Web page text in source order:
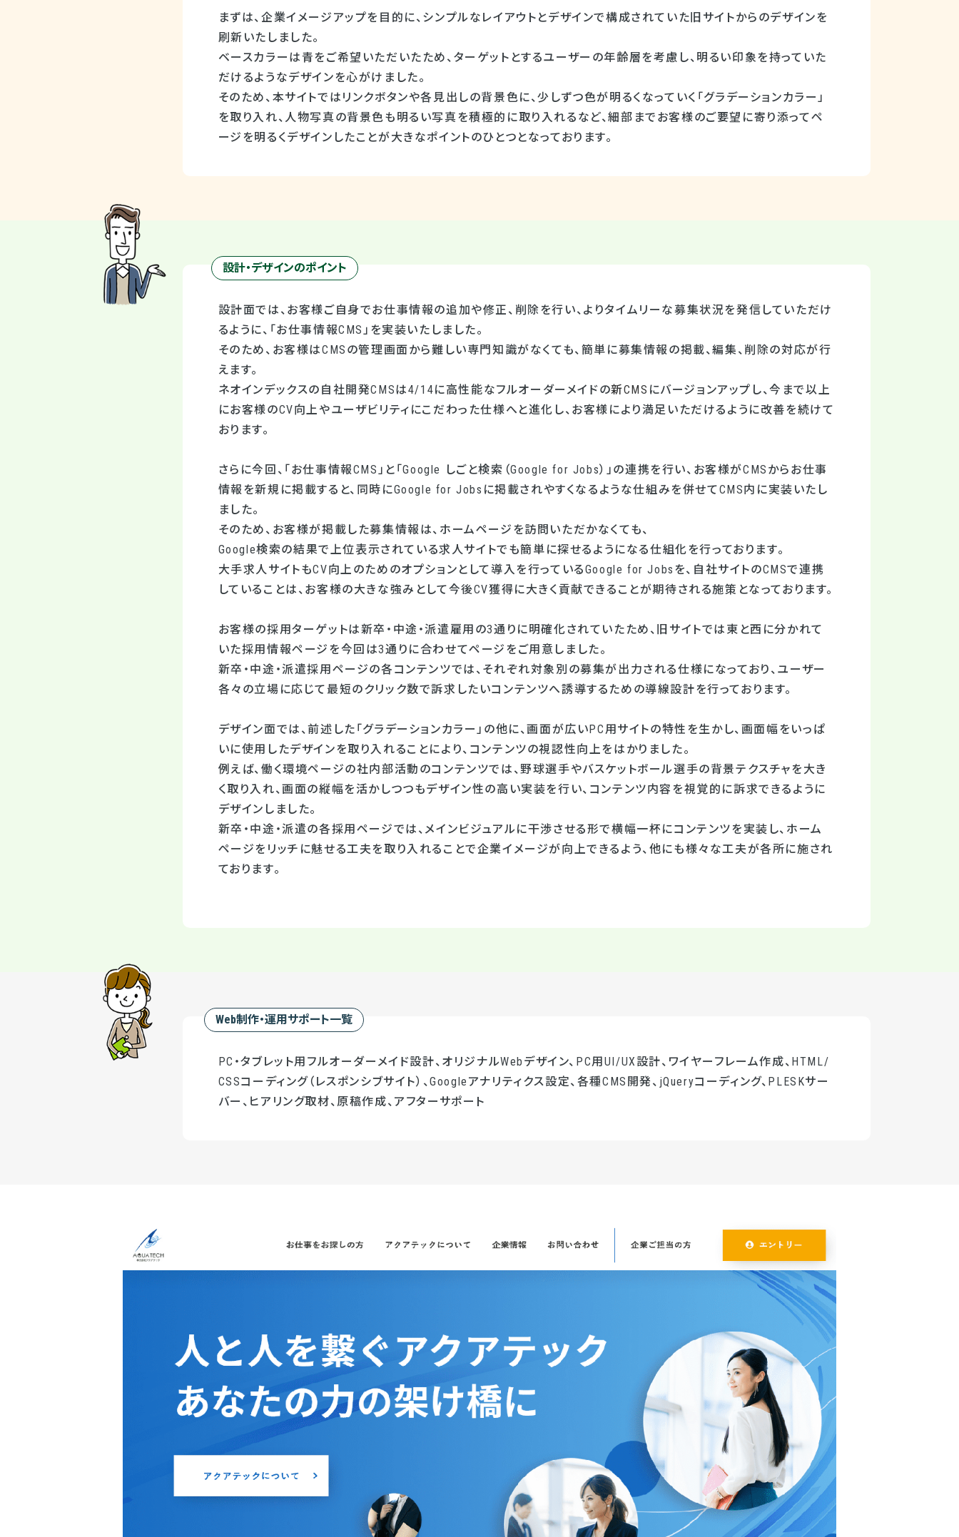
まずは、企業イメージアップを目的に、シンプルなレイアウトとデザインで構成されていた旧サイトからのデザインを
刷新いたしました。
ベースカラーは青をご希望いただいたため、ターゲットとするユーザーの年齢層を考慮し、明るい印象を持っていた
だけるようなデザインを心がけました。
そのため、本サイトではリンクボタンや各見出しの背景色に、少しずつ色が明るくなっていく「グラデーションカラー」
を取り入れ、人物写真の背景色も明るい写真を積極的に取り入れるなど、細部までお客様のご要望に寄り添ってペ
ージを明るくデザインしたことが大きなポイントのひとつとなっております。
設計・デザインのポイント
設計面では、お客様ご自身でお仕事情報の追加や修正、削除を行い、よりタイムリーな募集状況を発信していただけ
るように、「お仕事情報CMS」を実装いたしました。
そのため、お客様はCMSの管理画面から難しい専門知識がなくても、簡単に募集情報の掲載、編集、削除の対応が行
えます。
ネオインデックスの自社開発CMSは4/14に高性能なフルオーダーメイドの新CMS にバージョンアップし、今まで以上
にお客様のCV向上やユーザビリティにこだわった仕様へと進化し、お客様により満足いただけるように改善を続けて
おります。
さらに今回、「お仕事情報CMS」と「Google しごと検索（Google for Jobs）」の連携を行い、お客様がCMSからお仕事
情報を新規に掲載すると、同時にGoogle for Jobsに掲載されやすくなるような仕組みを併せてCMS内に実装いたし
ました。
そのため、お客様が掲載した募集情報は、ホームページを訪問いただかなくても、
Google検索の結果で上位表示されている求人サイトでも簡単に探せるようになる仕組化を行っております。
大手求人サイトもCV向上のためのオプションとして導入を行っているGoogle for Jobsを、自社サイトのCMSで連携
していることは、お客様の大きな強みとして今後CV獲得に大きく貢献できることが期待される施策となっております。
お客様の採用ターゲットは新卒・中途・派遣雇用の3通りに明確化されていたため、旧サイトでは東と西に分かれて
いた採用情報ページを今回は3通りに合わせてページをご用意しました。
新卒・中途・派遣採用ページの各コンテンツでは、それぞれ対象別の募集が出力される仕様になっており、ユーザー
各々の立場に応じて最短のクリック数で訴求したいコンテンツへ誘導するための導線設計を行っております。
デザイン面では、前述した「グラデーションカラー」の他に、画面が広いPC用サイトの特性を生かし、画面幅をいっぱ
いに使用したデザインを取り入れることにより、コンテンツの視認性向上をはかりました。
例えば、働く環境ページの社内部活動のコンテンツでは、野球選手やバスケットボール選手の背景テクスチャを大き
く取り入れ、画面の縦幅を活かしつつもデザイン性の高い実装を行い、コンテンツ内容を視覚的に訴求できるように
デザインしました。
新卒・中途・派遣の各採用ページでは、メインビジュアルに干渉させる形で横幅一杯にコンテンツを実装し、ホーム
ページをリッチに魅せる工夫を取り入れることで企業イメージが向上できるよう、他にも様々な工夫が各所に施され
ております。
Web制作・運用サポート一覧
PC・タブレット用フルオーダーメイド設計、オリジナルWebデザイン、PC用UI/UX設計、ワイヤーフレーム作成、HTML/
CSSコーディング（レスポンシブサイト）、Googleアナリティクス設定、各種CMS開発、jQueryコーディング、PLESKサー
バー、ヒアリング取材、原稿作成、アフターサポート